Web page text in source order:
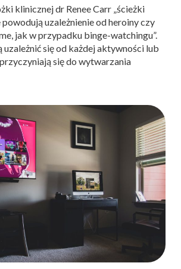
klinicznej dr Renee Carr „ścieżki
uzależnienie od heroiny czy
jak w przypadku binge-watchingu”.
uzależnić się od każdej aktywności lub
się do wytwarzania